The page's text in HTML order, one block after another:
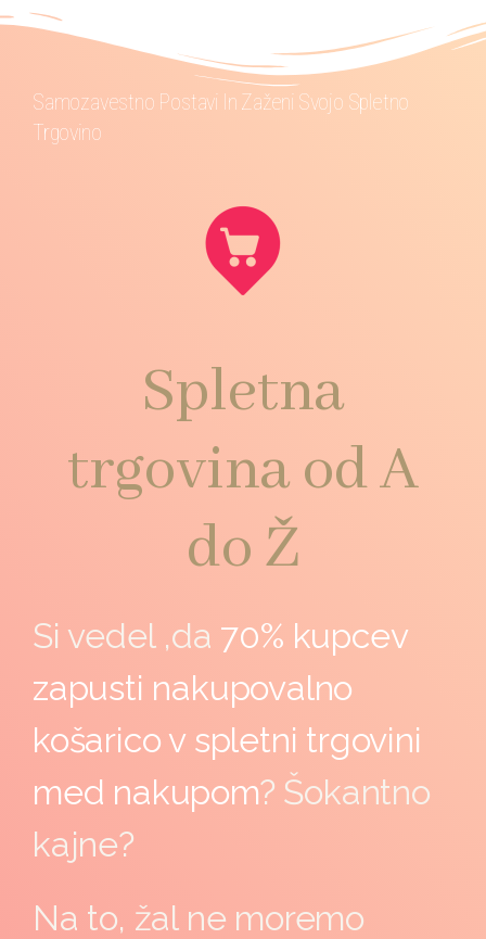
Samozavestno Postavi In Zaženi Svojo Spletno
Trgovino
Spletna
trgovina od A
do Ž
Si vedel ,da 70% kupcev
zapusti nakupovalno
košarico v spletni trgovini
med nakupom? Šokantno
kajne?
Na to, žal ne moremo